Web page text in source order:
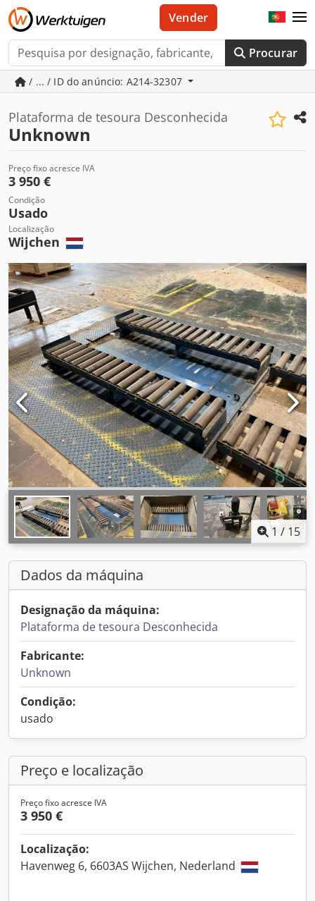
Procurar
Vender
/ ... / ID do anúncio: A214-32307
Plataforma de tesoura Desconhecida
Unknown
Preço fixo acresce IVA
3 950 €
Condição
Usado
Localização
Wijchen
1 / 15
Dados da máquina
Designação da máquina:
Plataforma de tesoura Desconhecida
Fabricante:
Unknown
Condição:
usado
Preço e localização
Preço fixo acresce IVA
3 950 €
Localização:
Havenweg 6, 6603AS Wijchen, Nederland